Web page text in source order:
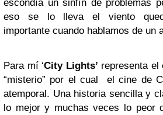
escondía un sinfín de problemas
eso se lo lleva el viento
importante cuando hablamos de un
Para mí ‘City Lights’ representa el
“misterio” por el cual el cine de
atemporal. Una historia sencilla y
lo mejor y muchas veces lo peor